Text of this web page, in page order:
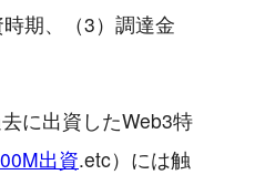
期、（3）調達金
に出資したWeb3特
出資.etc）には触